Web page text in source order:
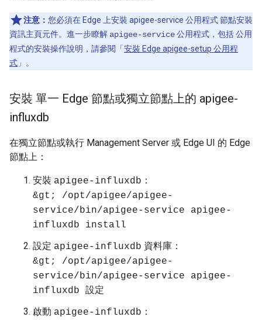
注意： 您必須在 Edge 上安裝 apigee-service 公用程式 節點安裝
資訊主頁元件。進一步瞭解 apigee-service公用程式，包括 公用
程式的安裝操作說明，請參閱「 安裝 Edge apigee-setup 公用程
式 」。
安裝 單一 Edge 節點或獨立節點上的 apigee-
influxdb
在獨立節點或執行 Management Server 或 Edge UI 的 Edge
節點上：
安裝 apigee-influxdb ：
&gt; /opt/apigee/apigee-
service/bin/apigee-service apigee-
influxdb install
設定 apigee-influxdb 資料庫：
&gt; /opt/apigee/apigee-
service/bin/apigee-service apigee-
influxdb 設定
啟動 apigee-influxdb ：